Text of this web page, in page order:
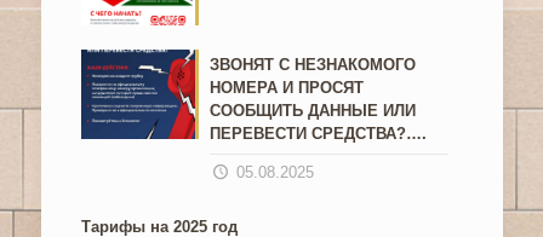
ЗВОНЯТ С НЕЗНАКОМОГО
НОМЕРА И ПРОСЯТ
СООБЩИТЬ ДАННЫЕ ИЛИ
ПЕРЕВЕСТИ СРЕДСТВА?….
05.08.2025
Тарифы на 2025 год